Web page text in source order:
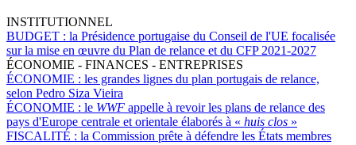
INSTITUTIONNEL
BUDGET : la Présidence portugaise du Conseil de l'UE focalisée
sur la mise en œuvre du Plan de relance et du CFP 2021-2027
ÉCONOMIE - FINANCES - ENTREPRISES
ÉCONOMIE : les grandes lignes du plan portugais de relance,
selon Pedro Siza Vieira
ÉCONOMIE : le WWF appelle à revoir les plans de relance des
pays d'Europe centrale et orientale élaborés à « huis clos »
FISCALITÉ : la Commission prête à défendre les États membres